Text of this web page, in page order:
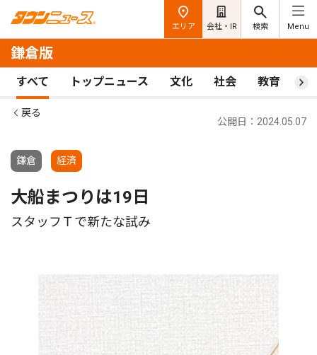
エリア 会社・IR 検索 Menu
鎌倉版
すべて トップニュース 文化 社会 教育 ス
戻る
鎌倉 経済
公開日：2024.05.07
大船まつりは19日
スタッフＴで新たな試み